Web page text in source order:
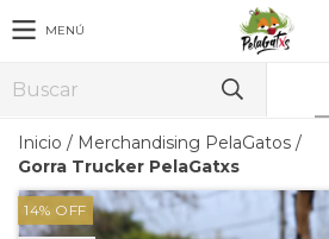
MENÚ
Inicio / Merchandising PelaGatos /
Gorra Trucker PelaGatxs
14% OFF